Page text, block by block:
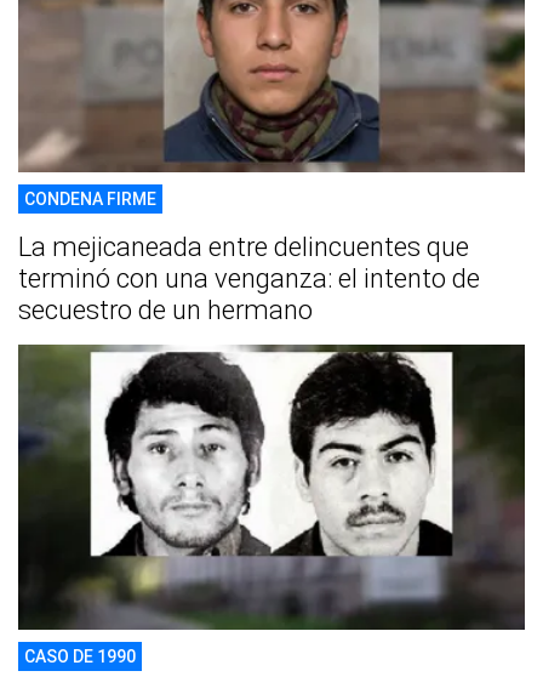
CONDENA FIRME
La mejicaneada entre delincuentes que
terminó con una venganza: el intento de
secuestro de un hermano
CASO DE 1990